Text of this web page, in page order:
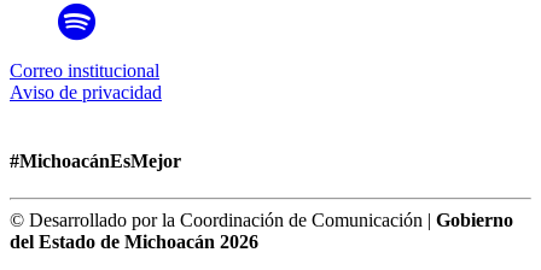
Correo institucional
Aviso de privacidad
#MichoacánEsMejor
© Desarrollado por la Coordinación de Comunicación | Gobierno
del Estado de Michoacán 2026